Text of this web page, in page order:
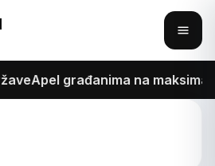
meni
Apel građanima na